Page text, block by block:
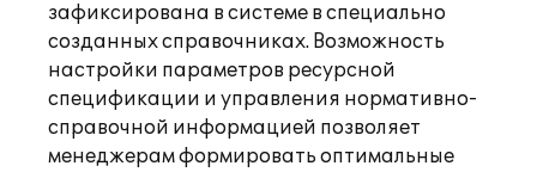
зафиксирована в системе в специально
созданных справочниках. Возможность
настройки параметров ресурсной
спецификации и управления нормативно-
справочной информацией позволяет
менеджерам формировать оптимальные